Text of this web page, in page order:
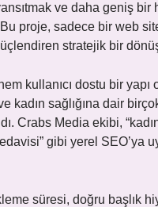
ve daha geniş bir
proje, sadece bir web
stratejik bir
kullanıcı dostu bir
kadın sağlığına dair
Crabs Media ekibi,
gibi yerel SEO’ya
süresi, doğru başlık